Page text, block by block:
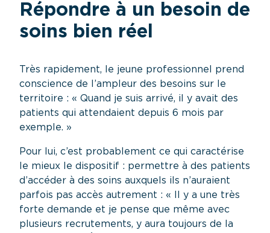
Répondre à un besoin de
soins bien réel
Très rapidement, le jeune professionnel prend
conscience de l’ampleur des besoins sur le
territoire : « Quand je suis arrivé, il y avait des
patients qui attendaient depuis 6 mois par
exemple. »
Pour lui, c’est probablement ce qui caractérise
le mieux le dispositif : permettre à des patients
d’accéder à des soins auxquels ils n’auraient
parfois pas accès autrement : « Il y a une très
forte demande et je pense que même avec
plusieurs recrutements, y aura toujours de la